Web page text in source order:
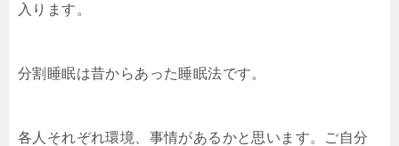
入ります。
分割睡眠は昔からあった睡眠法です。
各人それぞれ環境、事情があるかと思います。ご自分